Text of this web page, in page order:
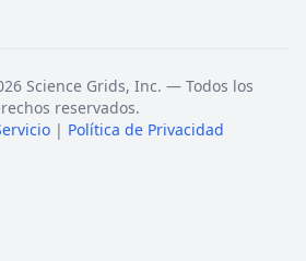
Science Grids, Inc. — Todos los
reservados.
| Política de Privacidad